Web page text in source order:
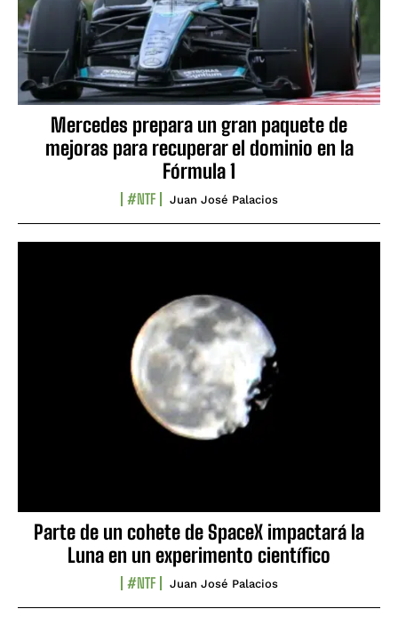
Mercedes prepara un gran paquete de
mejoras para recuperar el dominio en la
Fórmula 1
#NTF Juan José Palacios
Parte de un cohete de SpaceX impactará la
Luna en un experimento científico
#NTF Juan José Palacios